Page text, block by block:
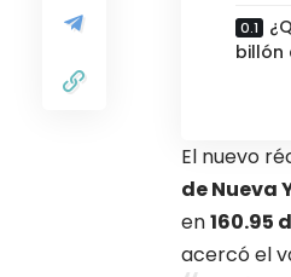
billón
El nuevo
de Nueva
en160.95
acercó el